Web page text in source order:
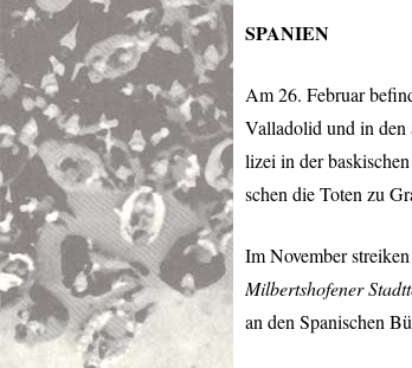
SPANIEN
Am 26. Februar
Valladolid und in den
lizei in der
schen die Toten zu
Im November
Milbertshofener
an den Spanischen